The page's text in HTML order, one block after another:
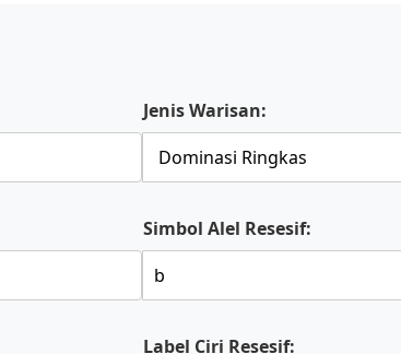
Jenis Warisan:
Simbol Alel Resesif:
Label Ciri Resesif: